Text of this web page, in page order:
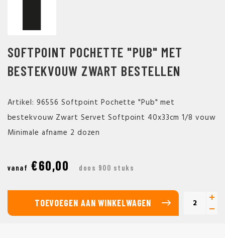
SOFTPOINT POCHETTE "PUB" MET
BESTEKVOUW ZWART BESTELLEN
Artikel: 96556 Softpoint Pochette "Pub" met
bestekvouw Zwart Servet Softpoint 40x33cm 1/8 vouw
Minimale afname 2 dozen
vanaf €60,00 doos 900 stuks
TOEVOEGEN AAN WINKELWAGEN